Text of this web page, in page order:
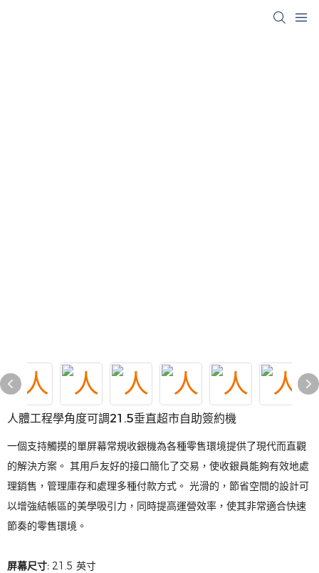
人體工程學角度可調21.5垂直超市自助簽約機
一個支持觸摸的單屏幕常規收銀機為各種零售環境提供了現代而直觀
的解決方案。 其用戶友好的接口簡化了交易，使收銀員能夠有效地處
理銷售，管理庫存和處理多種付款方式。 光滑的，節省空間的設計可
以增強結帳區的美學吸引力，同時提高運營效率，使其非常適合快速
節奏的零售環境。
屏幕尺寸: 21.5 英寸